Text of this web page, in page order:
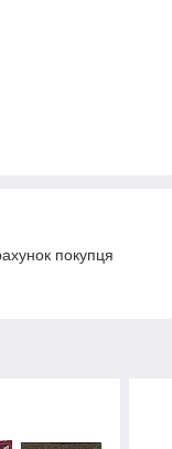
покупця